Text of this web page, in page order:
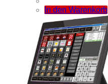
In den Warenkorb